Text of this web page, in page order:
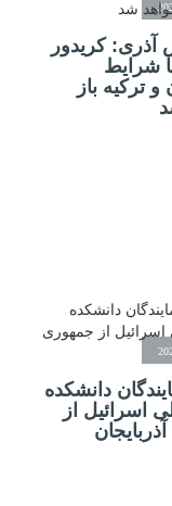
آذری: کریدور
شرایط
و ترکیه باز
دانشکده
اسرائیل از